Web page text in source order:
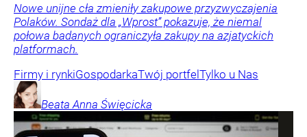
Nowe unijne cła zmieniły zakupowe przyzwyczajenia
Polaków. Sondaż dla „Wprost” pokazuje, że niemal
połowa badanych ograniczyła zakupy na azjatyckich
platformach.
Firmy i rynkiGospodarkaTwój portfelTylko u Nas
Beata Anna Święcicka